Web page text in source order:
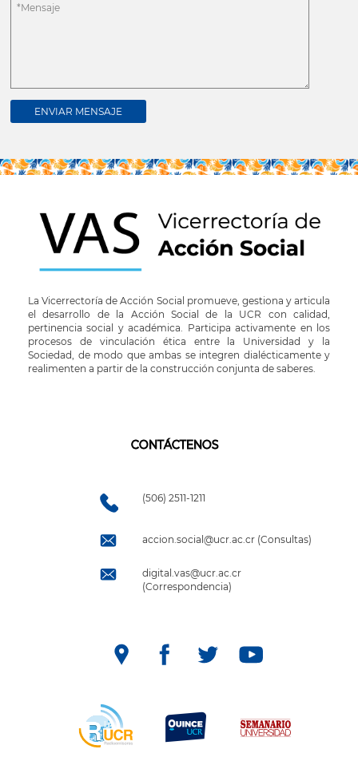
La Vicerrectoría de Acción Social promueve, gestiona y articula
el desarrollo de la Acción Social de la UCR con calidad,
pertinencia social y académica. Participa activamente en los
procesos de vinculación ética entre la Universidad y la
Sociedad, de modo que ambas se integren dialécticamente y
realimenten a partir de la construcción conjunta de saberes.
CONTÁCTENOS
(506) 2511-1211
accion.social@ucr.ac.cr (Consultas)
digital.vas@ucr.ac.cr
(Correspondencia)